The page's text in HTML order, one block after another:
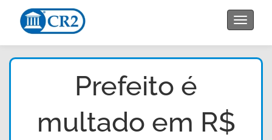
Toggle
Prefeito é
multado em R$